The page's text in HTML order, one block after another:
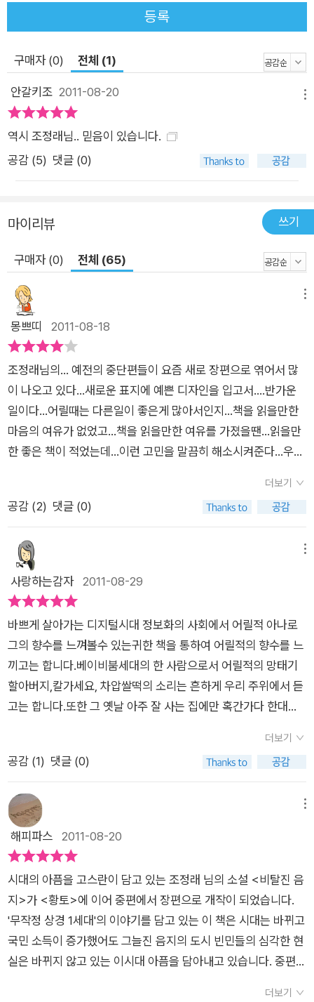
에서 쫓겨나 인정머리 없는 도시 한복판에 내몰려 힘겨운 삶을 버
『비탈진 음지』를 다시 읽어야 하는 이유이다. 이 작품은 국민소득
우리 자신을 돌이켜보며, 그들을 위해 우리가 무엇을 해야 할 것
인가를 고민해 보는 시간을 마련해 줄 것이다.
등록
구매자 (0) 전체 (1)
안갈키조 2011-08-20
역시 조정래님.. 믿음이 있습니다.
공감 (5) 댓글 (0)
마이리뷰 쓰기
구매자 (0) 전체 (65)
몽쁘띠 2011-08-18
조정래님의... 예전의 중단편들이 요즘 새로 장편으로 엮어서 많
이 나오고 있다...새로운 표지에 예쁜 디자인을 입고서....반가운
일이다...어릴때는 다른일이 좋은게 많아서인지...책을 읽을만한
마음의 여유가 없었고...책을 읽을만한 여유를 가졌을땐...읽을만
한 좋은 책이 적었는데...이런 고민을 말끔히 해소시켜준다...우리
지...모질고 질긴 가난을 너무나 잘 아는 복천영감의 인생이 슬프
면서도 공감가게 그려졌다...가난하게 태어나 남의 집 머슴을 살
면서 입에 풀칠하기도 힘들게 보낸 젊은시절..참한 마누라를 만나
삼남매를 낳고 죽자고 고생해서 겨우 살림이 좀 느나 싶었는데...
맏이의 가출...그리고 마누라의 알수없는 병으로 점점 가세가 기
운다...왜 이렇게 가난한 사람에겐 삶이 혹독하고 모진지...맘이
로... 떠나고...복천영감도 정든고향을 등지게 된다..야박하고 매
몰찬 서울인심에 가난한 살림의 복천은 나날이 힘들어가고...한창
도시화..산업화가 가속화 될 즈음의 사람들의 생활상이나...가난
한 사람들의 어려운 처지가 너무나 절절하게 그려져있다...예나
지금이나 어려운 사람들의 생활은 어쩜 그렇게도 고단한지...팍팍
한 생활을 보면...가난이 죄가 아님을 알지만...그럼에도 현대사회
에서 돈이 없으면 당하는 어려움이나 멸시같은걸 다시금 느끼게
이 참고 살면 언젠가는 복을 받고 잘된다는 것을 믿기엔...이 세상
의 이치를 너무 많이 알고 있는것 같다...농촌에서 상경한 순박한
이미지의 복천영감을 표현하기에 사투리가 적당하다는 건 알겠
지만...너무나 생소한 사투리들에...중간중간 뜻을 알수 없어 좀
헤맨것 같다...역시 그만큼 시대가 많이 변하고 흐른탓이겠지...다
시한번 복간을 축하하면서...또 다른 책을 기대해본다^^
더보기
공감 (2) 댓글 (0)
사랑하는감자2011-08-29
바쁘게 살아가는 디지털시대 정보화의 사회에서 어릴적 아나로
그의 향수를 느껴볼수 있는귀한 책을 통하여 어릴적의 향수를 느
끼고는 합니다.베이비붐세대의 한 사람으로서 어릴적의 망태기
할아버지,칼가세요, 차압쌀떡의 소리는 흔하게 우리 주위에서 듣
고는 합니다.또한 그 옛날 아주 잘 사는 집에만 혹간가다 한대씩
이 있는 그 시절을 살아간 한 사람으로서의 향수를 느낄수 있는
귀한 책이라고 볼수 있습니다.그런데 서울사람이 되어서그런지
책속의 사투리를 읽어가면서 사투리가 잘 읽혀지지 않아 조금은
애를 먹었습니다.그 속에서의 전라도 사투리의 구수한 언어속에
서도 사람사는 냄새가 느껴지고는 합니다.또한 70년대의 우리
세대의 여성들은 지방에서 자기 가정을 위하여 구로공단이라는
아가는 시대도 있었습니다.그런가운데 책속에서의 한 여성은 남
자의 강간을 통하여 술집여성이 되었고 너무나 안타깝고 마음이
아픈 내용이었습니다.그 당시 중학교를 다닐 무렵이었는데 콜라
를 한병 먹기위해서는 몇일을 일을 해야하고 마시기전에는 주위
의 똘망똘망한 아가들앞에서 차마 톡쏘는 콜라를 마시기위해서
는 많은 고비를 넘겨야 했습니다.저자의 어떤 책을 읽어도60년
더보기
공감 (1) 댓글 (0)
해피파스 2011-08-20
시대의 아픔을 고스란이 담고 있는 조정래 님의 소설 <비탈진 음
지>가 <황토>에 이어 중편에서 장편으로 개작이 되었습니다.
'무작정 상경 1세대'의 이야기를 담고 있는 이 책은 시대는 바뀌고
국민 소득이 증가했어도 그늘진 음지의 도시 빈민들의 심각한 현
실은 바뀌지 않고 있는 이시대 아픔을 담아내고 있습니다. 중편에
더보기